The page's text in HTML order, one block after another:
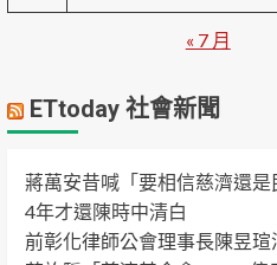
« 7 月
ETtoday 社會新聞
蔣萬安昔喊「要相信慈濟還
4年才還陳時中清白
前彰化律師公會理事長陳昱